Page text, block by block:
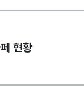
현황